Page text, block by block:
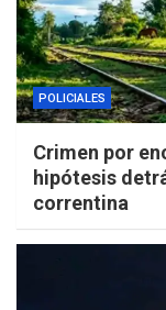
POLICIALES
Crimen por
hipótesis
correntina